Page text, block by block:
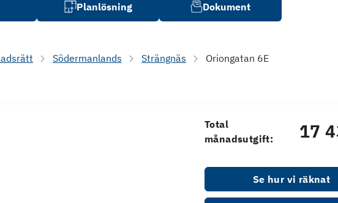
Planlösning Dokument
Södermanlands Strängnäs Oriongatan 6E
Total
månadsutgift:
17
Se hur vi räknat